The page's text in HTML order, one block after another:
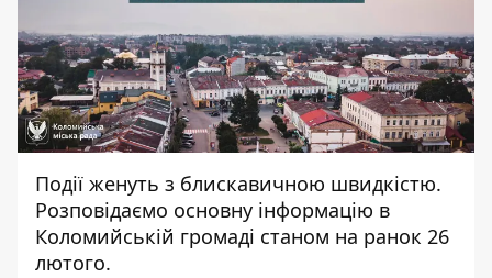
Події женуть з блискавичною швидкістю.
Розповідаємо основну інформацію в
Коломийській громаді станом на ранок 26
лютого.